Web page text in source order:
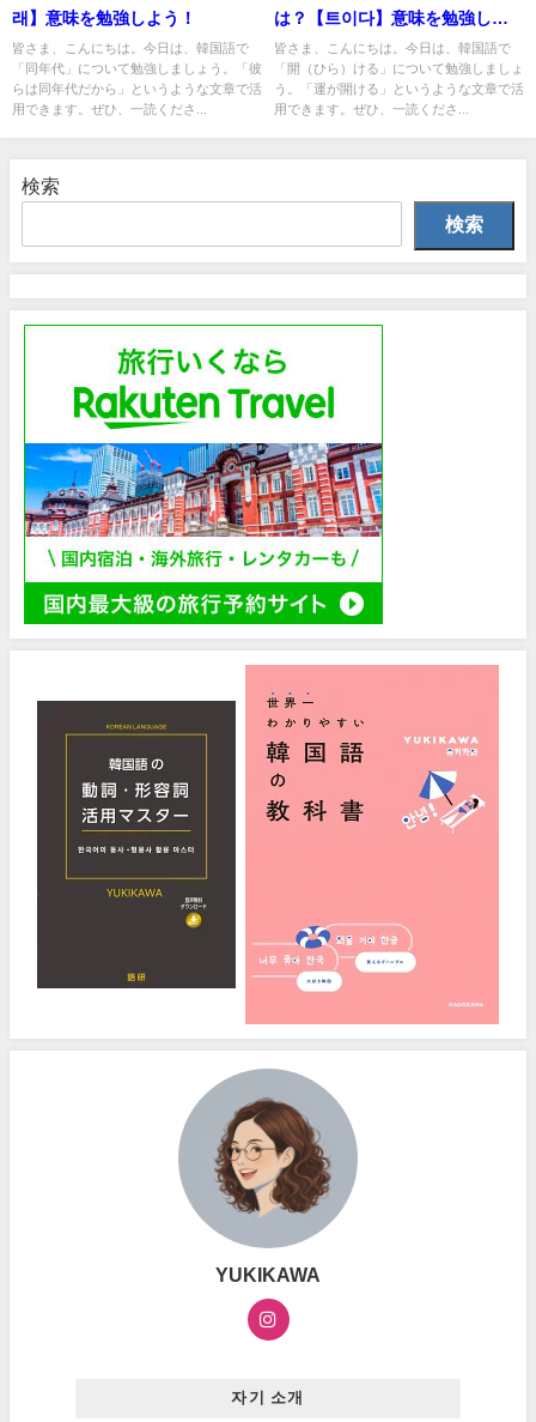
래】意味を勉強しよう！
皆さま、こんにちは。今日は、韓国語で
「同年代」について勉強しましょう。「彼
らは同年代だから」というような文章で活
用できます。ぜひ、一読くださ...
は？【트이다】意味を勉強しよ
う！
皆さま、こんにちは。今日は、韓国語で
「開（ひら）ける」について勉強しましょ
う。「運が開ける」というような文章で活
用できます。ぜひ、一読くださ...
検索
検索
YUKIKAWA
자기 소개